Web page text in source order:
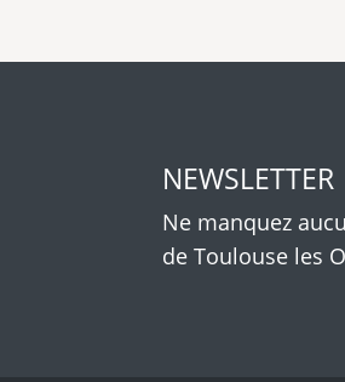
NEWSLETTER
Ne manquez
de Toulouse les